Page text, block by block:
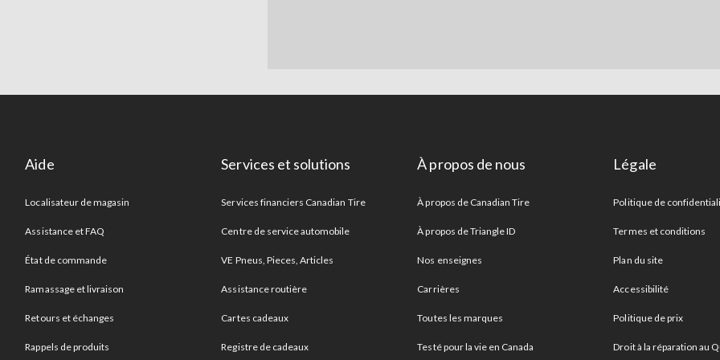
Aide
Localisateur de magasin
Assistance et FAQ
État de commande
Ramassage et livraison
Retours et échanges
Rappels de produits
Services et solutions
Services financiers Canadian Tire
Centre de service automobile
VE Pneus, Pieces, Articles
Assistance routière
Cartes cadeaux
Registre de cadeaux
À propos de nous
À propos de Canadian Tire
À propos de Triangle ID
Nos enseignes
Carrières
Toutes les marques
Testé pour la vie en Canada
Légale
Politique de
Termes et conditions
Plan du site
Accessibilité
Politique de prix
Droit à la réparation au